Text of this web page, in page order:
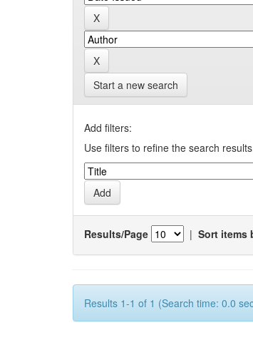
Start a new search
Add filters:
Use filters to refine the search
Results/Page | Sort items
Results 1-1 of 1 (Search time: 0.0